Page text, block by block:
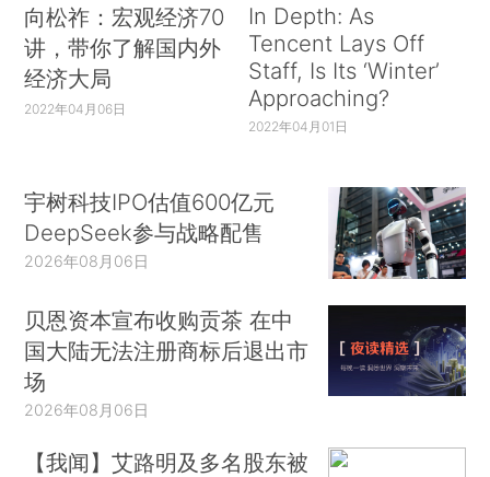
向松祚：宏观经济70
讲，带你了解国内外
经济大局
2022年04月06日
In Depth: As
Tencent Lays Off
Staff, Is Its ‘Winter’
Approaching?
2022年04月01日
宇树科技IPO估值600亿元
DeepSeek参与战略配售
2026年08月06日
贝恩资本宣布收购贡茶 在中
国大陆无法注册商标后退出市
场
2026年08月06日
【我闻】艾路明及多名股东被